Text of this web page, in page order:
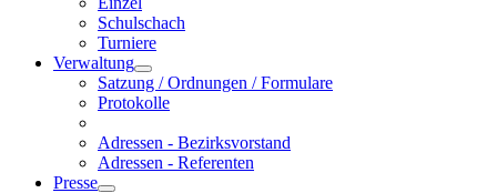
Schulschach
Turniere
Verwaltung
Satzung / Ordnungen / Formulare
Protokolle
Adressen - Bezirksvorstand
Adressen - Referenten
Presse